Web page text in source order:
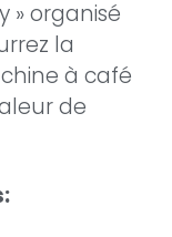
» organisé
la
à café
de